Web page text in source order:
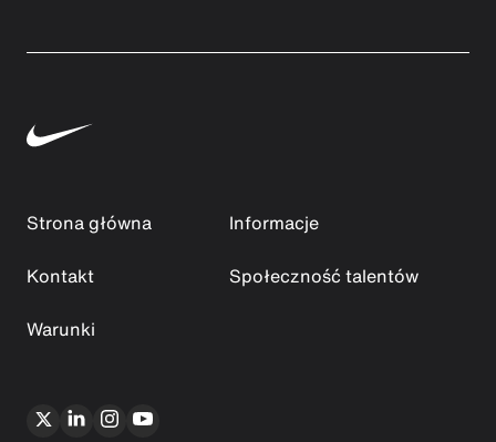
Strona główna
Informacje
Kontakt
Społeczność talentów
Warunki